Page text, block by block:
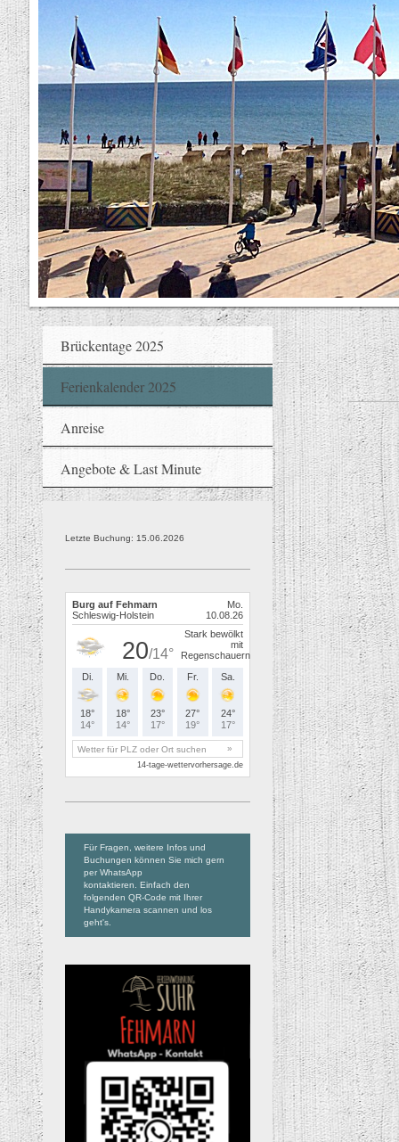
Brückentage 2025
Ferienkalender 2025
Anreise
Angebote & Last Minute
Letzte Buchung: 15.06.2026
Für Fragen, weitere Infos und
Buchungen können Sie mich gern
per WhatsApp
kontaktieren. Einfach den
folgenden QR-Code mit Ihrer
Handykamera scannen und los
geht's.